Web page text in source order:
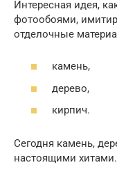
Интересная идея,
фотообоями,
отделочные
камень,
дерево,
кирпич.
Сегодня камень,
настоящими хитами.